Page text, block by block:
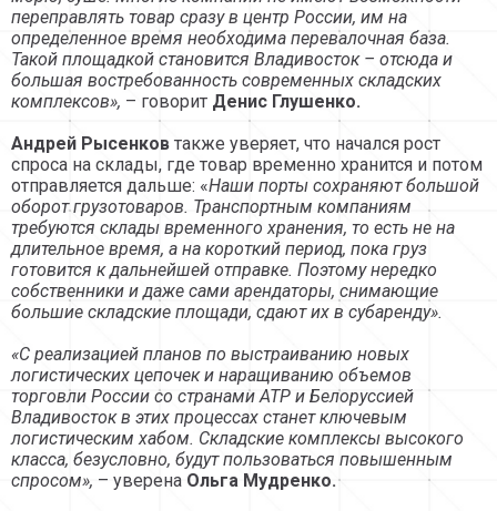
переправлять товар сразу в центр России, им на
определенное время необходима перевалочная база.
Такой площадкой становится Владивосток – отсюда и
большая востребованность современных складских
комплексов», – говорит Денис Глушенко.
Андрей Рысенков также уверяет, что начался рост
спроса на склады, где товар временно хранится и потом
отправляется дальше: «Наши порты сохраняют большой
оборот грузотоваров. Транспортным компаниям
требуются склады временного хранения, то есть не на
длительное время, а на короткий период, пока груз
готовится к дальнейшей отправке. Поэтому нередко
собственники и даже сами арендаторы, снимающие
большие складские площади, сдают их в субаренду».
«С реализацией планов по выстраиванию новых
логистических цепочек и наращиванию объемов
торговли России со странами АТР и Белоруссией
Владивосток в этих процессах станет ключевым
логистическим хабом. Складские комплексы высокого
класса, безусловно, будут пользоваться повышенным
спросом», – уверена Ольга Мудренко.